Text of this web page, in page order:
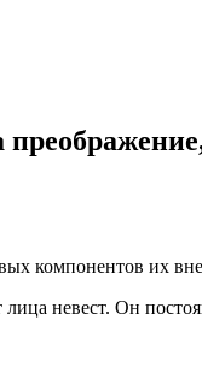
компонентов их
невест. Он